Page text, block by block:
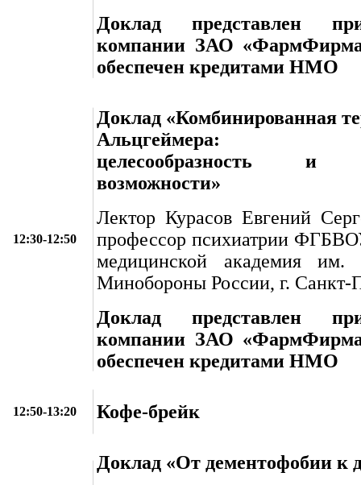
Доклад представлен
компании ЗАО «ФармФирма
обеспечен кредитами НМО
12:30-12:50
Доклад «Комбинированная
Альцгеймера:
целесообразность и
возможности»
Лектор Курасов Евгений
профессор психиатрии
медицинской академия
Минобороны России, г. Санкт-
Доклад представлен
компании ЗАО «ФармФирма
обеспечен кредитами НМО
12:50-13:20 Кофе-брейк
Доклад «От дементофобии к